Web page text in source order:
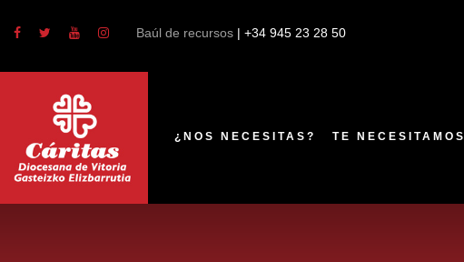
Baúl de recursos | +34 945 23 28 50
¿NOS NECESITAS? TE NECESITAMOS